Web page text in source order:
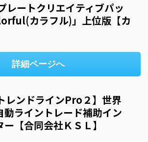
レートクリエイティブパッ
カラフル)」上位版【カ
詳細ページへ
レンドラインPro２】世界
動ライントレード補助イン
【合同会社ＫＳＬ】